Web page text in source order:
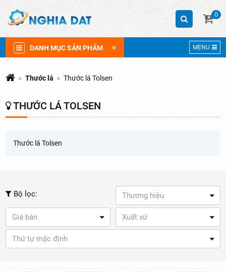
0
DANH MỤC SẢN PHẨM MENU
Thước lá Thước lá Tolsen
THƯỚC LÁ TOLSEN
Thước lá Tolsen
Bộ lọc: Thương hiệu
Giá bán Xuất xứ
Thứ tự mặc định